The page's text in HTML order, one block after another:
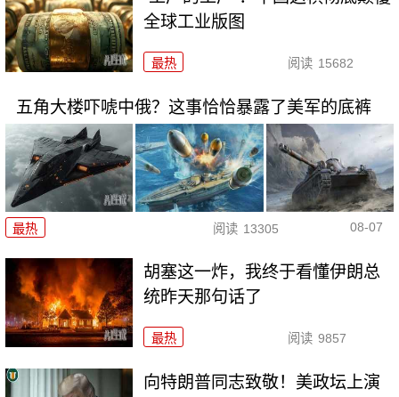
全球工业版图
最热 阅读 15682
五角大楼吓唬中俄？这事恰恰暴露了美军的底裤
最热 阅读 13305 08-07
胡塞这一炸，我终于看懂伊朗总
统昨天那句话了
最热 阅读 9857
向特朗普同志致敬！美政坛上演